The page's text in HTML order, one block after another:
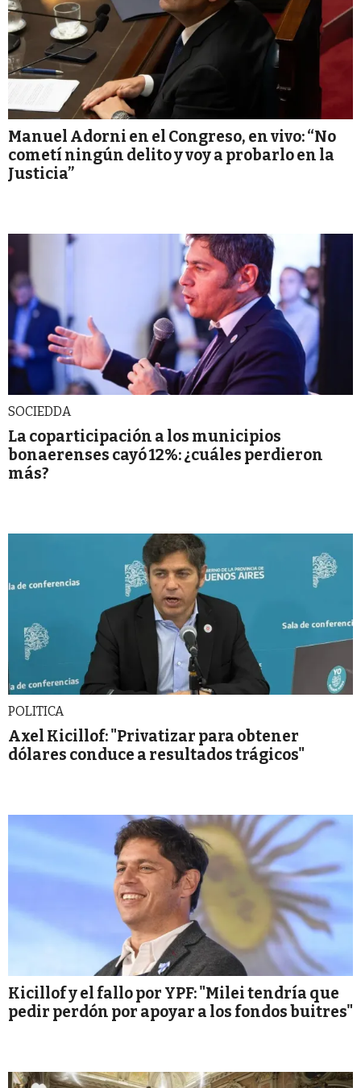
Manuel Adorni en el Congreso, en vivo: “No
cometí ningún delito y voy a probarlo en la
Justicia”
SOCIEDDA
La coparticipación a los municipios
bonaerenses cayó 12%: ¿cuáles perdieron
más?
POLITICA
Axel Kicillof: "Privatizar para obtener
dólares conduce a resultados trágicos"
Kicillof y el fallo por YPF: "Milei tendría que
pedir perdón por apoyar a los fondos buitres"